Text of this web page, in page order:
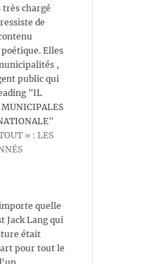
chargé
de
Elles
,
public qui
"IL
MUNICIPALES
» : LES
quelle
Jack Lang qui
était
pour tout le